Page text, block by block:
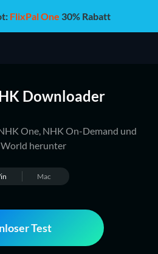
FlixPal One 30% Rabatt
Downloader
One, NHK On-Demand und
herunter
Mac
Test